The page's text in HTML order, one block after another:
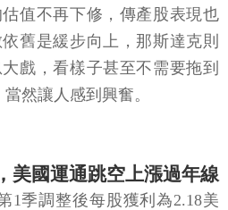
值不再下修，傳產股表現也
舊是緩步向上，那斯達克則
戲，看樣子甚至不需要拖到
然讓人感到興奮。
美國運通跳空上漲過年線
1季調整後每股獲利為2.18美